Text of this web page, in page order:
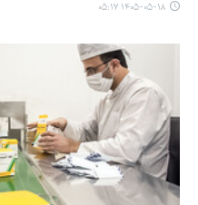
۱۴۰۵-۰۵-۱۸ ۰۵:۱۷